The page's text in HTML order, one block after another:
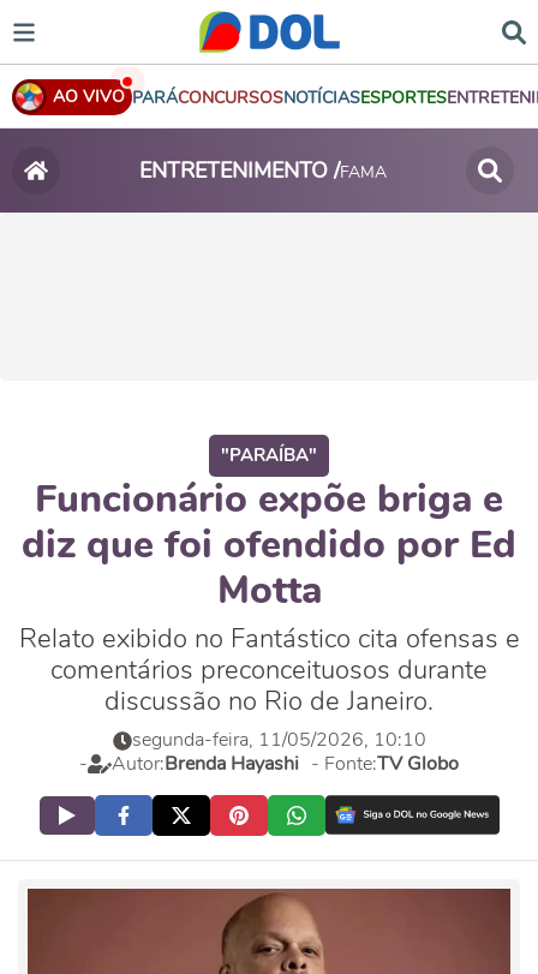
AO VIVO PARÁCONCURSOSNOTÍCIASESPORTES
ENTRETENIMENTO /FAMA
"PARAÍBA"
Funcionário expõe briga e
diz que foi ofendido por Ed
Motta
Relato exibido no Fantástico cita ofensas e
comentários preconceituosos durante
discussão no Rio de Janeiro.
segunda-feira, 11/05/2026, 10:10
-
Autor:Brenda Hayashi - Fonte:TV Globo